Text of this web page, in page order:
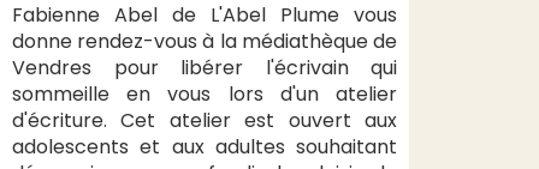
Fabienne Abel de L'Abel Plume vous
donne rendez-vous à la médiathèque de
Vendres pour libérer l'écrivain qui
sommeille en vous lors d'un atelier
d'écriture. Cet atelier est ouvert aux
adolescents et aux adultes souhaitant